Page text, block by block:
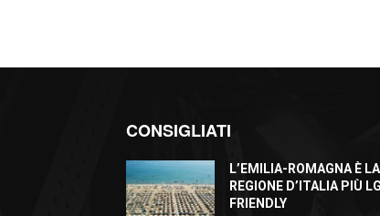
CONSIGLIATI
L’EMILIA-ROMAGNA È LA
REGIONE D’ITALIA PIÙ
FRIENDLY